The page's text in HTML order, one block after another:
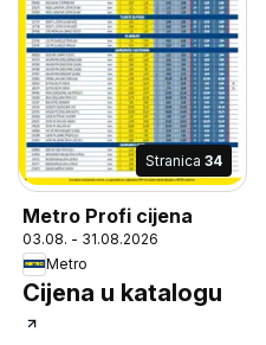
Stranica 34
Metro Profi cijena
03.08. - 31.08.2026
Metro
Cijena u katalogu